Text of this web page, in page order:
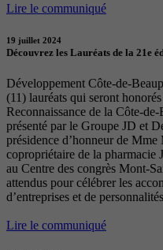
Lire le communiqué
19 juillet 2024
Découvrez les Lauréats de la 21e
Développement Côte-de-
(11) lauréats qui seront
Reconnaissance de la Côte-
présenté par le Groupe JD et
présidence d’honneur de
copropriétaire de la pharmacie
au Centre des congrès Mont-
attendus pour célébrer les
d’entreprises et de
Lire le communiqué